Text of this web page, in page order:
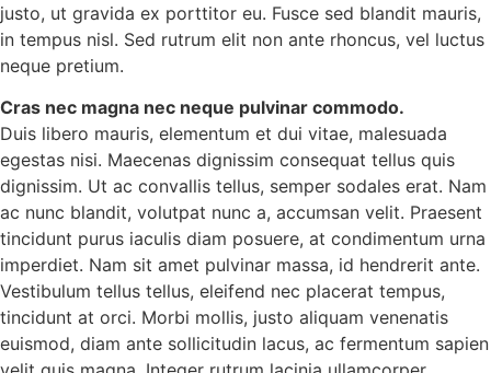
justo, ut gravida ex porttitor eu. Fusce sed blandit mauris,
in tempus nisl. Sed rutrum elit non ante rhoncus, vel luctus
neque pretium.
Cras nec magna nec neque pulvinar commodo.
Duis libero mauris, elementum et dui vitae, malesuada
egestas nisi. Maecenas dignissim consequat tellus quis
dignissim. Ut ac convallis tellus, semper sodales erat. Nam
ac nunc blandit, volutpat nunc a, accumsan velit. Praesent
tincidunt purus iaculis diam posuere, at condimentum urna
imperdiet. Nam sit amet pulvinar massa, id hendrerit ante.
Vestibulum tellus tellus, eleifend nec placerat tempus,
tincidunt at orci. Morbi mollis, justo aliquam venenatis
euismod, diam ante sollicitudin lacus, ac fermentum sapien